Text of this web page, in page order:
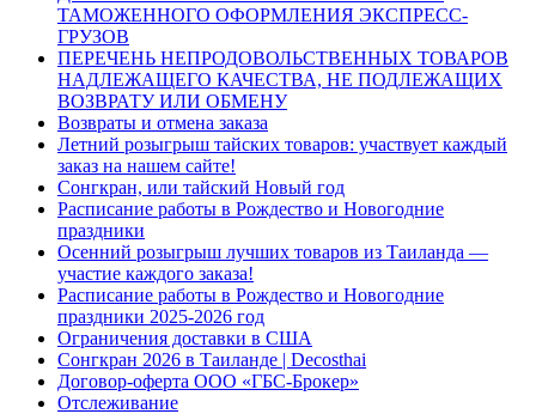
ТАМОЖЕННОГО ОФОРМЛЕНИЯ ЭКСПРЕСС-
ГРУЗОВ
ПЕРЕЧЕНЬ НЕПРОДОВОЛЬСТВЕННЫХ ТОВАРОВ
НАДЛЕЖАЩЕГО КАЧЕСТВА, НЕ ПОДЛЕЖАЩИХ
ВОЗВРАТУ ИЛИ ОБМЕНУ
Возвраты и отмена заказа
Летний розыгрыш тайских товаров: участвует каждый
заказ на нашем сайте!
Сонгкран, или тайский Новый год
Расписание работы в Рождество и Новогодние
праздники
Осенний розыгрыш лучших товаров из Таиланда —
участие каждого заказа!
Расписание работы в Рождество и Новогодние
праздники 2025-2026 год
Ограничения доставки в США
Сонгкран 2026 в Таиланде | Decosthai
Договор-оферта ООО «ГБС-Брокер»
Отслеживание